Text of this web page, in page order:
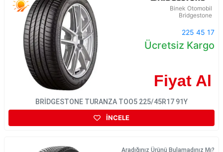
Binek Otomobil
Bridgestone
225 45 17
Ücretsiz Kargo
Fiyat Al
BRİDGESTONE TURANZA TOO5 225/45R17 91Y
İNCELE
Aradığınız Ürünü Bulamadınız Mı?